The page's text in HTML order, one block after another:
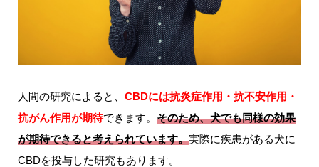
人間の研究によると、 CBDには抗炎症作用・抗不安作用・
抗がん作用が期待できます。 そのため、犬でも同様の効果
が期待できると考えられています。実際に疾患がある犬に
CBDを投与した研究もあります。